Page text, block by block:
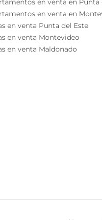
en venta en Punta
en venta en
en venta Punta del Este
en venta Montevideo
en venta Maldonado